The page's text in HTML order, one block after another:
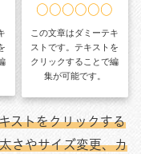
○○○○○○
この文章はダミーテキ
ストです。テキストを
クリックすることで編
集が可能です。
ストをクリックする
さやサイズ変更、カ